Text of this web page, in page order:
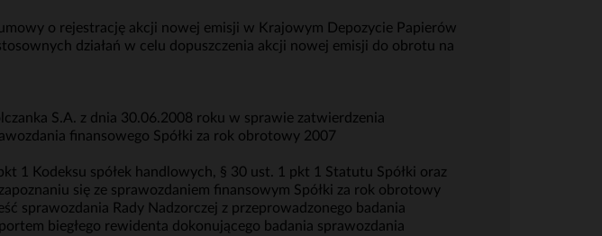
o rejestrację akcji nowej emisji w Krajowym Depozycie Papierów
działań w celu dopuszczenia akcji nowej emisji do obrotu na
S.A. z dnia 30.06.2008 roku w sprawie zatwierdzenia
finansowego Spółki za rok obrotowy 2007
1 Kodeksu spółek handlowych, § 30 ust. 1 pkt 1 Statutu Spółki oraz
się ze sprawozdaniem finansowym Spółki za rok obrotowy
sprawozdania Rady Nadzorczej z przeprowadzonego badania
biegłego rewidenta dokonującego badania sprawozdania